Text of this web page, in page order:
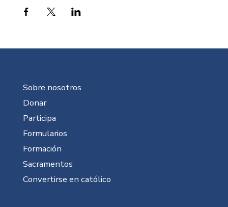
Sobre nosotros
Donar
Participa
Formularios
Formación
Sacramentos
Convertirse en católico